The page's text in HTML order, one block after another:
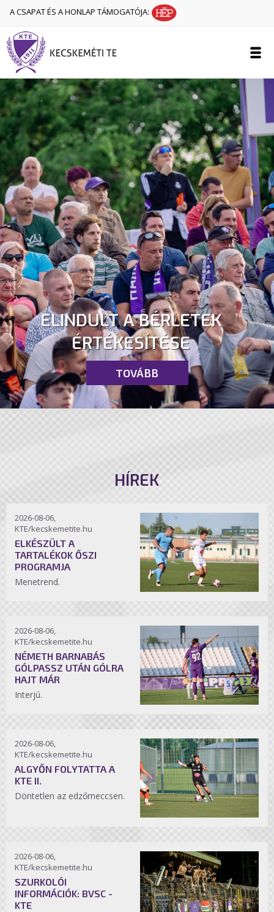
A CSAPAT ÉS A HONLAP TÁMOGATÓJA:
ELINDULT A BÉRLETEK
ÉRTÉKESÍTÉSE
TOVÁBB
HÍREK
2026-08-06,
KTE/kecskemetite.hu
ELKÉSZÜLT A
TARTALÉKOK ŐSZI
PROGRAMJA
Menetrend.
2026-08-06,
KTE/kecskemetite.hu
NÉMETH BARNABÁS
GÓLPASSZ UTÁN GÓLRA
HAJT MÁR
Interjú.
2026-08-06,
KTE/kecskemetite.hu
ALGYŐN FOLYTATTA A
KTE II.
Döntetlen az edzőmeccsen.
2026-08-06,
KTE/kecskemetite.hu
SZURKOLÓI
INFORMÁCIÓK: BVSC -
KTE